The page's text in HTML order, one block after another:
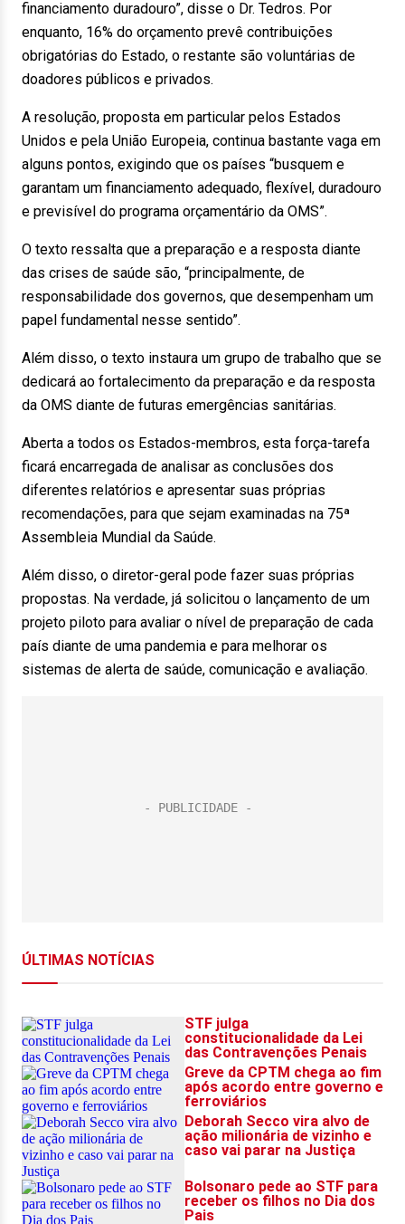
financiamento duradouro”, disse o Dr. Tedros. Por
enquanto, 16% do orçamento prevê contribuições
obrigatórias do Estado, o restante são voluntárias de
doadores públicos e privados.
A resolução, proposta em particular pelos Estados
Unidos e pela União Europeia, continua bastante vaga em
alguns pontos, exigindo que os países “busquem e
garantam um financiamento adequado, flexível, duradouro
e previsível do programa orçamentário da OMS”.
O texto ressalta que a preparação e a resposta diante
das crises de saúde são, “principalmente, de
responsabilidade dos governos, que desempenham um
papel fundamental nesse sentido”.
Além disso, o texto instaura um grupo de trabalho que se
dedicará ao fortalecimento da preparação e da resposta
da OMS diante de futuras emergências sanitárias.
Aberta a todos os Estados-membros, esta força-tarefa
ficará encarregada de analisar as conclusões dos
diferentes relatórios e apresentar suas próprias
recomendações, para que sejam examinadas na 75ª
Assembleia Mundial da Saúde.
Além disso, o diretor-geral pode fazer suas próprias
propostas. Na verdade, já solicitou o lançamento de um
projeto piloto para avaliar o nível de preparação de cada
país diante de uma pandemia e para melhorar os
sistemas de alerta de saúde, comunicação e avaliação.